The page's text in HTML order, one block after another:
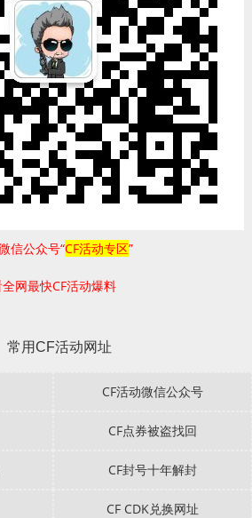
信公众号“CF活动专区”
网最快CF活动爆料
常用CF活动网址
CF活动微信公众号
CF点券被盗找回
CF封号十年解封
CF CDK兑换网址